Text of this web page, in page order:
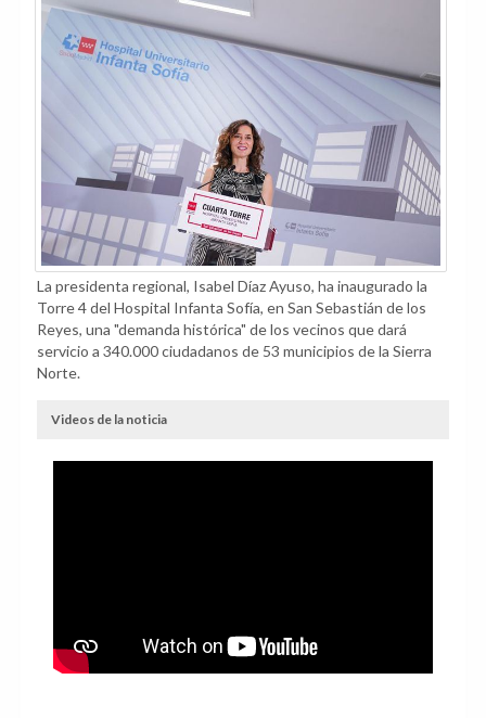
La presidenta regional, Isabel Díaz Ayuso, ha inaugurado la
Torre 4 del Hospital Infanta Sofía, en San Sebastián de los
Reyes, una "demanda histórica" de los vecinos que dará
servicio a 340.000 ciudadanos de 53 municipios de la Sierra
Norte.
Videos de la noticia